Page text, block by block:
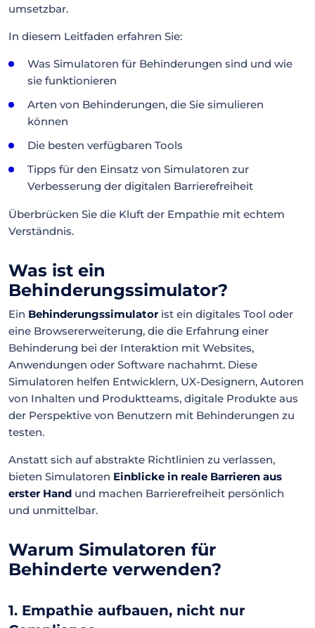
umsetzbar.
In diesem Leitfaden erfahren Sie:
Was Simulatoren für Behinderungen sind und wie
sie funktionieren
Arten von Behinderungen, die Sie simulieren
können
Die besten verfügbaren Tools
Tipps für den Einsatz von Simulatoren zur
Verbesserung der digitalen Barrierefreiheit
Überbrücken Sie die Kluft der Empathie mit echtem
Verständnis.
Was ist ein
Behinderungssimulator?
Ein Behinderungssimulatorist ein digitales Tool oder
eine Browsererweiterung, die die Erfahrung einer
Behinderung bei der Interaktion mit Websites,
Anwendungen oder Software nachahmt. Diese
Simulatoren helfen Entwicklern, UX-Designern, Autoren
von Inhalten und Produktteams, digitale Produkte aus
der Perspektive von Benutzern mit Behinderungen zu
testen.
Anstatt sich auf abstrakte Richtlinien zu verlassen,
bieten Simulatoren Einblicke in reale Barrieren aus
erster Hand und machen Barrierefreiheit persönlich
und unmittelbar.
Warum Simulatoren für
Behinderte verwenden?
1. Empathie aufbauen, nicht nur